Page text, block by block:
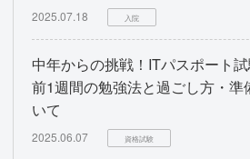
2025.07.18 入院
中年からの挑戦！ITパスポート
前1週間の勉強法と過ごし方・準
いて
2025.06.07 資格試験